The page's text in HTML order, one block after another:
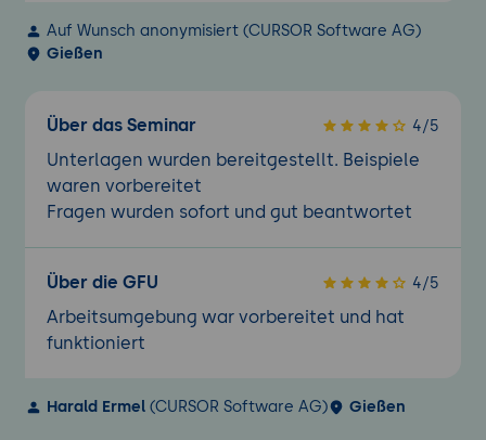
Auf Wunsch anonymisiert (CURSOR Software AG)
Gießen
Über das Seminar 4/5
Unterlagen wurden bereitgestellt. Beispiele
waren vorbereitet
Fragen wurden sofort und gut beantwortet
Über die GFU 4/5
Arbeitsumgebung war vorbereitet und hat
funktioniert
Harald Ermel(CURSOR Software AG) Gießen